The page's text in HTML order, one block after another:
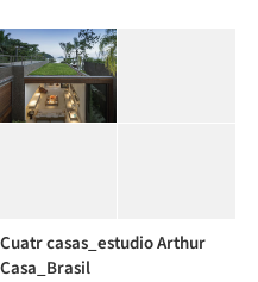
Cuatr casas_estudio Arthur
Casa_Brasil